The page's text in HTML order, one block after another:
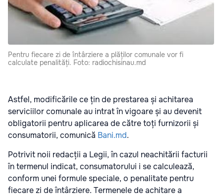
Pentru fiecare zi de întârziere a plăților comunale vor fi
calculate penalități. Foto: radiochisinau.md
Astfel, modificările ce țin de prestarea și achitarea
serviciilor comunale au intrat în vigoare și au devenit
obligatorii pentru aplicarea de către toți furnizorii și
consumatorii, comunică Bani.md.
Potrivit noii redacții a Legii, în cazul neachitării facturii
în termenul indicat, consumatorului i se calculează,
conform unei formule speciale, o penalitate pentru
fiecare zi de întârziere. Termenele de achitare a